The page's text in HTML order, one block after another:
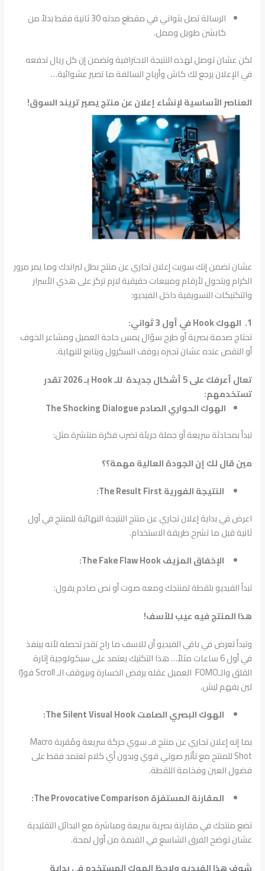
الرسالة تصل بثواني في مقطع مدته 30 ثانية فقط بدلاً من
كابشن طويل وممل.
لكن عشان توصل لهذه النتيجة الاحترافية وتضمن إن كل ريال تدفعه
في الإعلان يرجع لك كاش وأرباح السالفة ما تصير عشوائية…
العناصر الأساسية لإنشاء إعلان عن منتج يصير تريند السوق!
عشان تضمن إنك سويت إعلان تجاري عن منتج بطل لبراندك وما يمر مرور
الكرام ويتحول لأرقام ومبيعات حقيقية لازم تركز على هذي الأسرار
والتكتيكات التسويقية داخل الفيديو:
1. الهوك Hook في أول 3 ثواني:
تحتاج صدمة بصرية أو طرح سؤال يمس حاجة العميل ومشاعر الخوف
أو النقص عنده عشان تجبره يوقف السكرول ويتابع للنهاية.
تعال أعرفك على 5 أشكال جديدة للـ Hook بـ 2026 تقدر
تستخدمهم:
الهوك الحواري الصادم The Shocking Dialogue
تبدأ بمحادثة سريعة أو جملة جريئة تضرب فكرة منتشرة مثل:
مين قال لك إن الجودة العالية مهمة؟؟
النتيجة الفورية The Result First:
اعرض في بداية إعلان تجاري عن منتج النتيجة النهائية للمنتج في أول
ثانية قبل ما تشرح طريقة الاستخدام.
الإخفاق المزيف The Fake Flaw Hook:
تبدأ الفيديو بلقطة لمنتجك ومعه صوت أو نص صادم يقول:
هذا المنتج فيه عيب للأسف!
وتبدأ تعرض في باقي الفيديو أن للاسف ما راح تقدر تحصله لأنه بينفذ
في أول 6 ساعات مثلاً… هذا التكتيك يعتمد على سيكولوجية إثارة
القلق والـFOMO العميل عقله يرفض الخسارة وبيوقف الـ Scroll فورًا
لين يفهم ليش.
الهوك البصري الصامت The Silent Visual Hook:
بما إنه إعلان تجاري عن منتج فـ سوي حركة سريعة ومُقربة Macro
Shot للمنتج مع تأثير صوتي قوي وبدون أي كلام تعتمد فقط على
فضول العين وفخامة اللقطة.
المقارنة المستفزة The Provocative Comparison:
تضع منتجك في مقارنة بصرية سريعة ومباشرة مع البدائل التقليدية
عشان توضح الفرق الشاسع في القيمة من أول لمحة.
شوف هذا الفيديو ولاحظ الهوك المستخدم في بداية